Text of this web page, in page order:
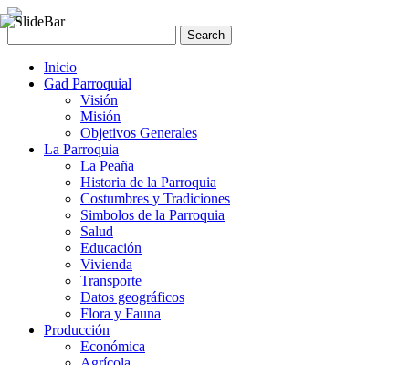
Inicio
Gad Parroquial
Visión
Misión
Objetivos Generales
La Parroquia
La Peaña
Historia de la Parroquia
Costumbres y Tradiciones
Simbolos de la Parroquia
Salud
Educación
Vivienda
Transporte
Datos geográficos
Flora y Fauna
Producción
Económica